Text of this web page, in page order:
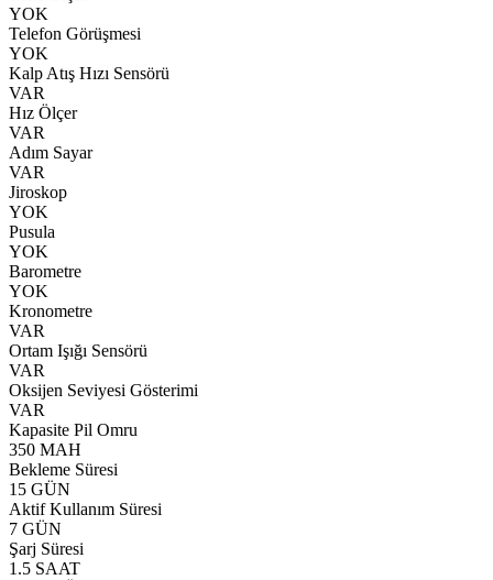
YOK
Telefon Görüşmesi
YOK
Kalp Atış Hızı Sensörü
VAR
Hız Ölçer
VAR
Adım Sayar
VAR
Jiroskop
YOK
Pusula
YOK
Barometre
YOK
Kronometre
VAR
Ortam Işığı Sensörü
VAR
Oksijen Seviyesi Gösterimi
VAR
Kapasite Pil Omru
350 MAH
Bekleme Süresi
15 GÜN
Aktif Kullanım Süresi
7 GÜN
Şarj Süresi
1.5 SAAT